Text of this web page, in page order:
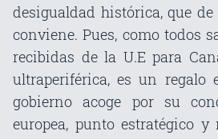
desigualdad histórica, que
conviene. Pues, como todos
recibidas de la U.E para
ultraperiférica, es un regalo
gobierno acoge por su
europea, punto estratégico